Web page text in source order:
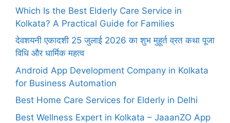
Which Is the Best Elderly Care Service in
Kolkata? A Practical Guide for Families
देवशयनी एकादशी 25 जुलाई 2026 का शुभ मुहूर्त व्रत कथा पूजा
विधि और धार्मिक महत्व
Android App Development Company in Kolkata
for Business Automation
Best Home Care Services for Elderly in Delhi
Best Wellness Expert in Kolkata – JaaanZO App